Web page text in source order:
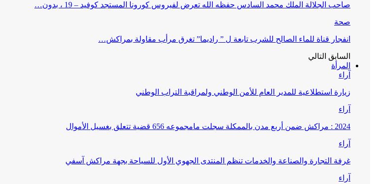
صاحب الجلالة الملك محمد السادس حفظه الله تعرض لفيروس كورونا المستجد كوفيد – 19 ، بدون…
صحة
انفجار قناة للماء الصالح للشرب تابعة ل ” راديما” تغرق مرأب مقاولة بمراكش…
السابق التالي
المرأة
آراء
زيارة استطلاعية للمدير العام للأمن الوطني ولمراقبة التراب الوطني
آراء
2024 : مراكش ضمن أربع مدن بالممكلة سجلت مامجموعه 656 قضية تتعلق بغسيل الأموال
آراء
غرفة التجارة والصناعة والخدمات تنظم المنتدى الجهوي الأول للسياحة بجهة مراكش آسفي
آراء